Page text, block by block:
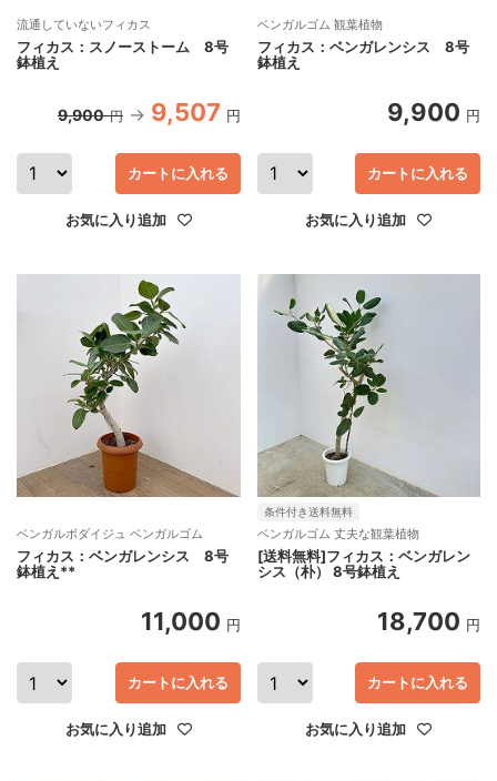
流通していないフィカス
フィカス：スノーストーム 8号
鉢植え
9,900 円 9,507 円
お気に入り追加
カートに入れる
ベンガルゴム 観葉植物
フィカス：ベンガレンシス 8号
鉢植え
9,900 円
お気に入り追加
カートに入れる
ベンガルボダイジュ ベンガルゴム
フィカス：ベンガレンシス 8号
鉢植え**
11,000 円
お気に入り追加
カートに入れる
条件付き送料無料
ベンガルゴム 丈夫な観葉植物
[送料無料]フィカス：ベンガレン
シス（朴） 8号鉢植え
18,700 円
お気に入り追加
カートに入れる